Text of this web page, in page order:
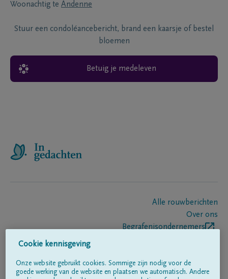
Woonachtig te Andenne
Stuur een condoléancebericht, brand een kaarsje of bestel
bloemen
Betuig je medeleven
Alle rouwberichten
Over ons
Begrafenisondernemers
Volg ons op
Cookie kennisgeving
Onze website gebruikt cookies. Sommige zijn nodig voor de
goede werking van de website en plaatsen we automatisch. Andere